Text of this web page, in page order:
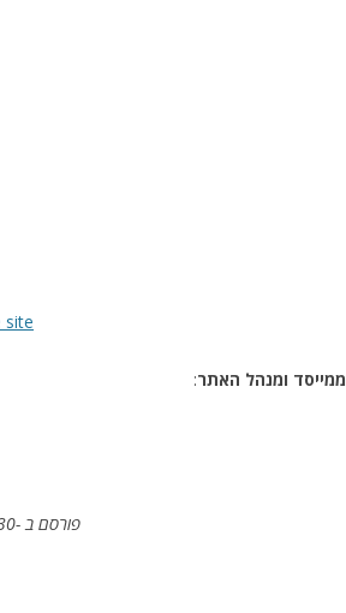
site
ממייסד ומנהל האתר:
Published March 30, 2019 17:52 / פורסם ב -30 במרץ, 2019 17:52